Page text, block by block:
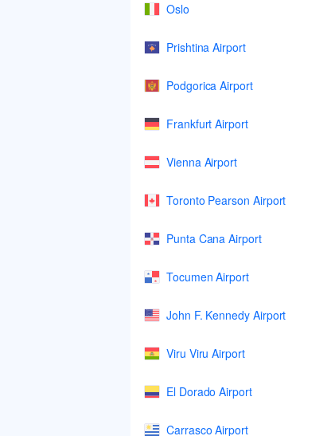
Oslo
Prishtina Airport
Podgorica Airport
Frankfurt Airport
Vienna Airport
Toronto Pearson Airport
Punta Cana Airport
Tocumen Airport
John F. Kennedy Airport
Viru Viru Airport
El Dorado Airport
Carrasco Airport